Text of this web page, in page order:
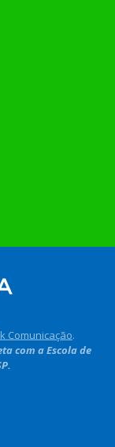
Comunicação.
com a Escola de